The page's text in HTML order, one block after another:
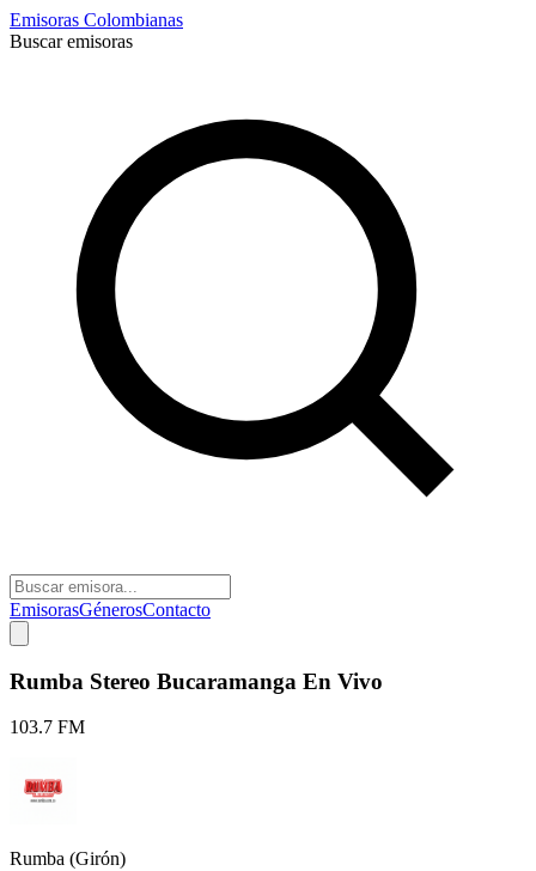
Emisoras Colombianas
Buscar emisoras
EmisorasGénerosContacto
Rumba Stereo Bucaramanga En Vivo
103.7 FM
Rumba (Girón)